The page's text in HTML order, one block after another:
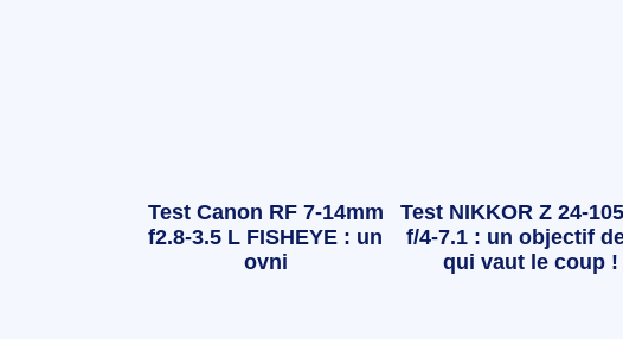
Test Canon RF 7-14mm
f2.8-3.5 L FISHEYE : un
ovni
Test NIKKOR Z 24-
f/4-7.1 : un objectif
qui vaut le coup !